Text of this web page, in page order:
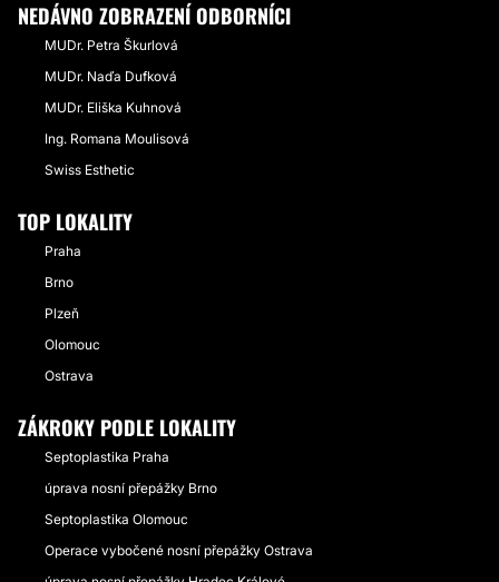
NEDÁVNO ZOBRAZENÍ ODBORNÍCI
MUDr. Petra Škurlová
MUDr. Naďa Dufková
MUDr. Eliška Kuhnová
Ing. Romana Moulisová
Swiss Esthetic
TOP LOKALITY
Praha
Brno
Plzeň
Olomouc
Ostrava
ZÁKROKY PODLE LOKALITY
Septoplastika Praha
úprava nosní přepážky Brno
Septoplastika Olomouc
Operace vybočené nosní přepážky Ostrava